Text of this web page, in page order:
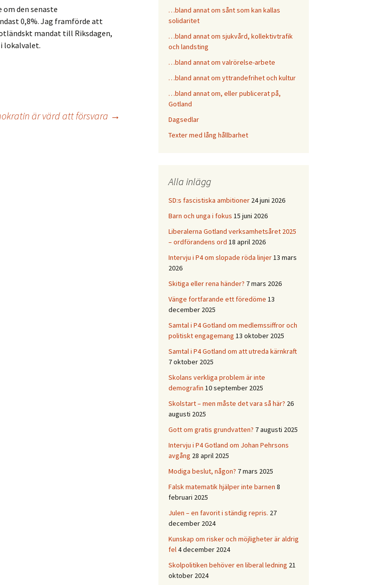
om den senaste
0,8%. Jag framförde att
mandat till Riksdagen,
lokalvalet.
är värd att försvara →
…bland annat om sånt som kan kallas
solidaritet
…bland annat om sjukvård, kollektivtrafik
och landsting
…bland annat om valrörelse-arbete
…bland annat om yttrandefrihet och kultur
…bland annat om, eller publicerat på,
Gotland
Dagsedlar
Texter med lång hållbarhet
Alla inlägg
SD:s fascistiska ambitioner 24 juni 2026
Barn och unga i fokus 15 juni 2026
Liberalerna Gotland verksamhetsåret 2025
– ordförandens ord 18 april 2026
Intervju i P4 om slopade röda linjer13 mars
2026
Skitiga eller rena händer? 7 mars 2026
Vänge fortfarande ett föredöme 13
december 2025
Samtal i P4 Gotland om medlemssiffror och
politiskt engagemang 13 oktober 2025
Samtal i P4 Gotland om att utreda kärnkraft
7 oktober 2025
Skolans verkliga problem är inte
demografin 10 september 2025
Skolstart – men måste det vara så här? 26
augusti 2025
Gott om gratis grundvatten? 7 augusti 2025
Intervju i P4 Gotland om Johan Pehrsons
avgång 28 april 2025
Modiga beslut, någon? 7 mars 2025
Falsk matematik hjälper inte barnen 8
februari 2025
Julen – en favorit i ständig repris. 27
december 2024
Kunskap om risker och möjligheter är aldrig
fel4 december 2024
Skolpolitiken behöver en liberal ledning 21
oktober 2024